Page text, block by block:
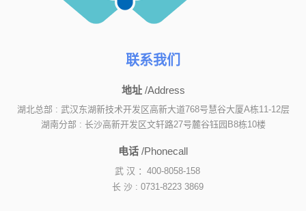
联系我们
地址 /Address
湖北总部 : 武汉东湖新技术开发区高新大道768号慧谷大厦A栋11-12层
湖南分部 : 长沙高新开发区文轩路27号麓谷钰园B8栋10楼
电话 /Phonecall
武 汉 ：400-8058-158
长 沙 : 0731-8223 3869